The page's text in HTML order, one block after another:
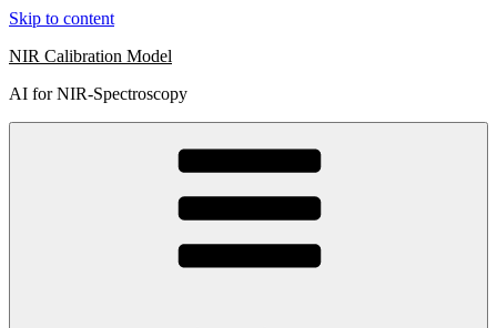
Skip to content
NIR Calibration Model
AI for NIR-Spectroscopy